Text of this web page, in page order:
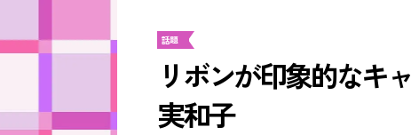
話題
リボンが印象的なキ
実和子